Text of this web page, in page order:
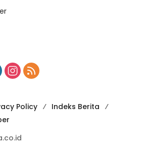
Policy
Indeks Berita